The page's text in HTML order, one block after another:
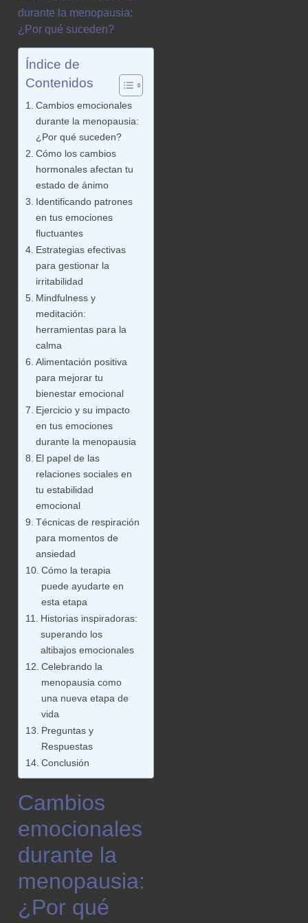
Índice de
Contenidos
Cambios emocionales
durante la menopausia:
¿Por qué suceden?
Cómo los cambios
hormonales afectan tu
estado de ánimo
Identificando patrones
en tus emociones
fluctuantes
Estrategias efectivas
para gestionar la
irritabilidad
Mindfulness y
meditación:
herramientas para la
calma
Alimentación positiva
para mejorar tu
bienestar emocional
Ejercicio y su impacto
en tus emociones
durante la menopausia
El papel de las
relaciones sociales en
tu estabilidad
emocional
Técnicas de respiración
para momentos de
ansiedad
Cómo la terapia
puede ayudarte en
esta etapa
Historias inspiradoras:
superando los
altibajos emocionales
Celebrando la
menopausia como
una nueva etapa de
vida
Preguntas y
Respuestas
Conclusión
Cambios
emocionales
durante la
menopausia:
¿Por qué